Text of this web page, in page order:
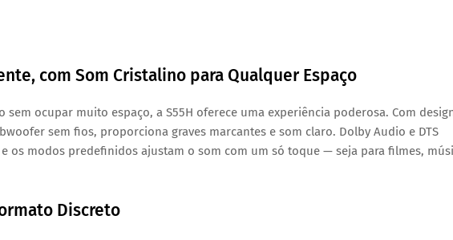
com Som Cristalino para Qualquer Espaço
sem ocupar muito espaço, a S55H oferece uma experiência poderosa. Com
sem fios, proporciona graves marcantes e som claro. Dolby Audio e DTS
os modos predefinidos ajustam o som com um só toque — seja para filmes,
Discreto